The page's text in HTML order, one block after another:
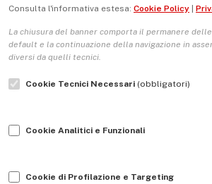
Le Copertine
L’Associazione
Indirizzo Socio Politico Culturale
Guida per le autrici e gli autori
Consulta l'informativa estesa: Cookie Policy
La chiusura del banner comporta il permanere
default e la continuazione della navigazione in
diversi da quelli tecnici.
Cookie Tecnici Necessari (obbligatori)
Cookie Analitici e Funzionali
Cookie di Profilazione e Targeting